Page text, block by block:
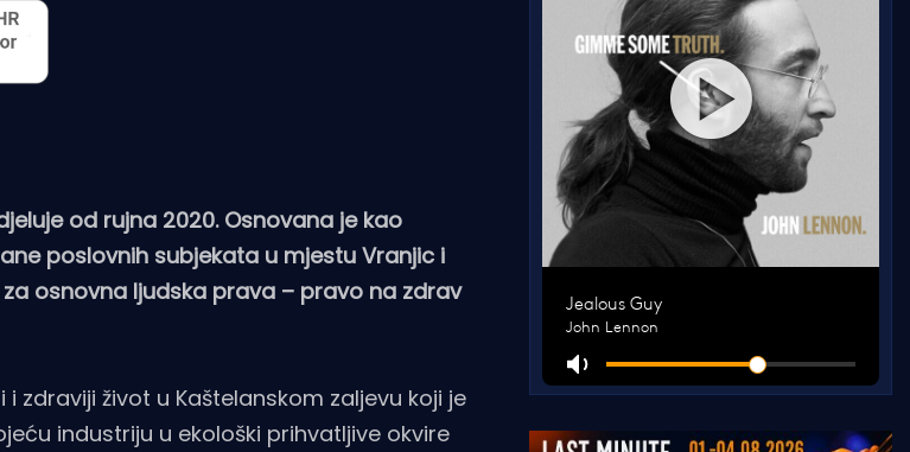
od rujna 2020. Osnovana je kao
poslovnih subjekata u mjestu Vranjic i
osnovna ljudska prava – pravo na zdrav
život u Kaštelanskom zaljevu koji je
industriju u ekološki prihvatljive okvire